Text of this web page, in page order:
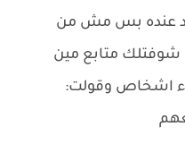
عنده بس مش من
شوفتلك متابع مين
اشخاص وقولت: